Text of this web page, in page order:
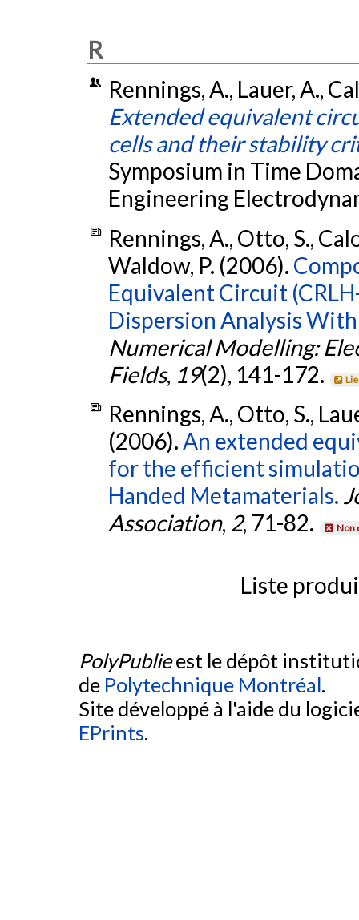
R
Rennings, A., Lauer, A.,
Extended equivalent
cells and their stability
Symposium in Time
Engineering
Rennings, A., Otto, S.,
Waldow, P. (2006).
Equivalent Circuit
Dispersion Analysis With
Numerical Modelling:
Fields, 19(2), 141-172.
Rennings, A., Otto, S.,
(2006).An extended
for the efficient
Handed Metamaterials.
Association, 2, 71-82. Non
Liste
PolyPublieest le dépôt
de Polytechnique Montréal.
Site développé à l'aide du
EPrints.